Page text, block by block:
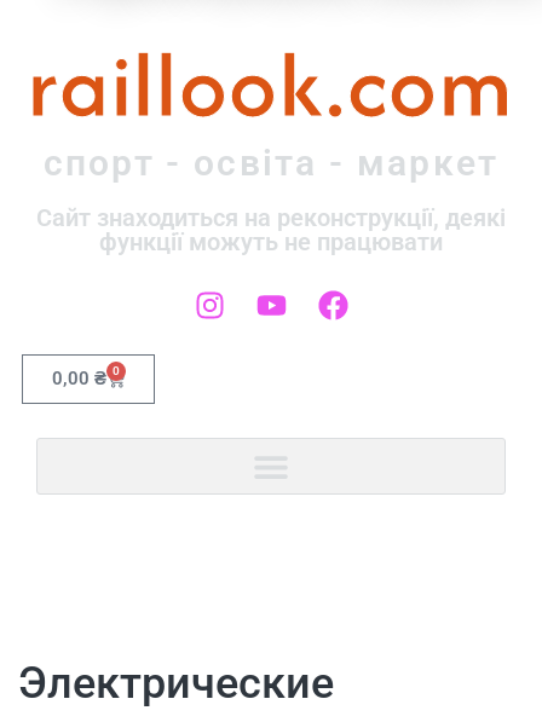
raillook.com
спорт - освіта - маркет
Сайт знаходиться на реконструкції, деякі
функції можуть не працювати
0,00 ₴ 0
Электрические